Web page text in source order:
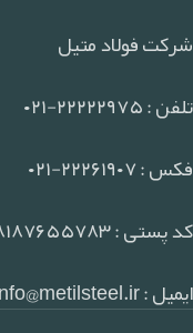
شرکت فولاد متیل
تلفن : ۲۲۲۲۲۹۷۵-۰۲۱
فکس : ۲۲۲۶۱۹۰۷-۰۲۱
کد پستی : ۸۱۸۷۶۵۵۷۸۳
ایمیل : info@metilsteel.ir